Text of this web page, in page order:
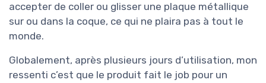
accepter de coller ou glisser une plaque métallique
sur ou dans la coque, ce qui ne plaira pas à tout le
monde.
Globalement, après plusieurs jours d’utilisation, mon
ressenti c’est que le produit fait le job pour un